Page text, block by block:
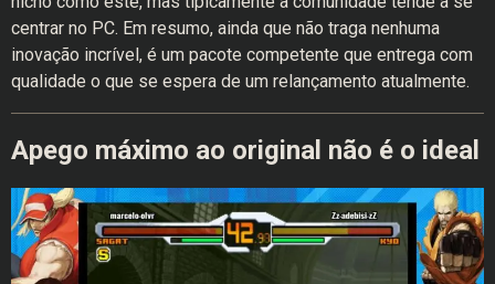
centrar no PC. Em resumo, ainda que não traga nenhuma
inovação incrível, é um pacote competente que entrega com
qualidade o que se espera de um relançamento atualmente.
Apego máximo ao original não é o ideal